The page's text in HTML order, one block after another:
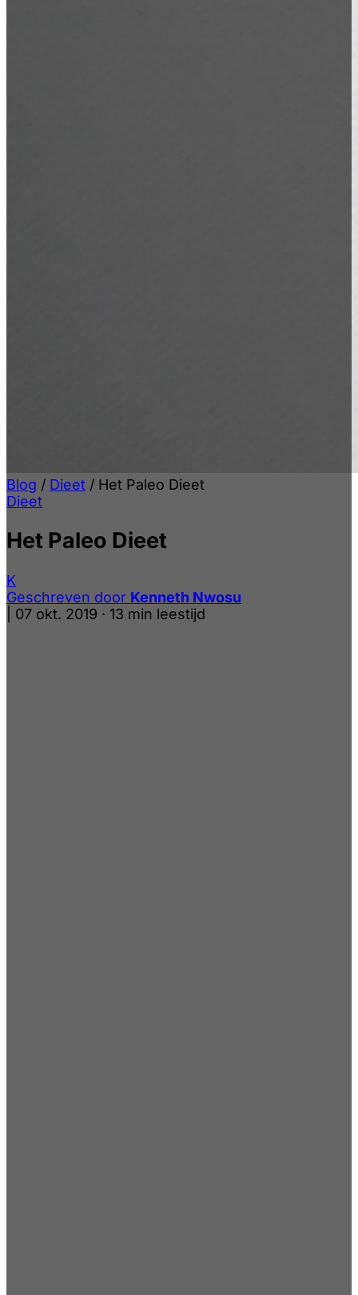
Blog / Dieet / Het Paleo Dieet
Dieet
Het Paleo Dieet
K
Geschreven door Kenneth Nwosu
07 okt. 2019 · 13 min leestijd